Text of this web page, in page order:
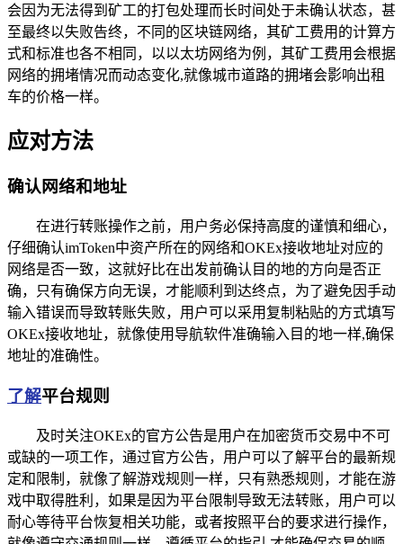
会因为无法得到矿工的打包处理而长时间处于未确认状态，甚
至最终以失败告终，不同的区块链网络，其矿工费用的计算方
式和标准也各不相同，以以太坊网络为例，其矿工费用会根据
网络的拥堵情况而动态变化,就像城市道路的拥堵会影响出租
车的价格一样。
应对方法
确认网络和地址
在进行转账操作之前，用户务必保持高度的谨慎和细心，
仔细确认imToken中资产所在的网络和OKEx接收地址对应的
网络是否一致，这就好比在出发前确认目的地的方向是否正
确，只有确保方向无误，才能顺利到达终点，为了避免因手动
输入错误而导致转账失败，用户可以采用复制粘贴的方式填写
OKEx接收地址，就像使用导航软件准确输入目的地一样,确保
地址的准确性。
了解平台规则
及时关注OKEx的官方公告是用户在加密货币交易中不可
或缺的一项工作，通过官方公告，用户可以了解平台的最新规
定和限制，就像了解游戏规则一样，只有熟悉规则，才能在游
戏中取得胜利，如果是因为平台限制导致无法转账，用户可以
耐心等待平台恢复相关功能，或者按照平台的要求进行操作，